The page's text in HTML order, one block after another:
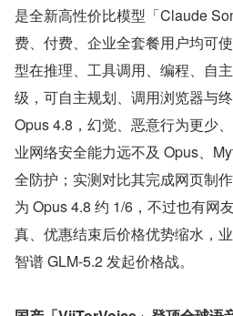
是全新高性价比模型「Claude
费、付费、企业全套餐用户均可
型在推理、工具调用、编程、自
级，可自主规划、调用浏览器与
Opus 4.8，幻觉、恶意行为更少
业网络安全能力远不及 Opus、
全防护；实测对比其完成网页制
为 Opus 4.8 约 1/6，不过也有网
真、优惠结束后价格优势缩水，
智谱 GLM-5.2 发起价格战。